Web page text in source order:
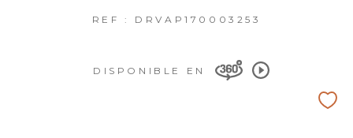
REF : DRVAP170003253
DISPONIBLE EN